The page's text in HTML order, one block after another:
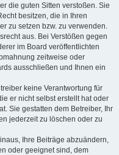
die guten Sitten verstoßen. Sie
besitzen, die in Ihren
zu setzen bzw. zu verwenden.
aus. Bei Verstößen gegen
im Board veröffentlichten
zeitweise oder
ausschließen und Ihnen ein
keine Verantwortung für
er nicht selbst erstellt hat oder
Sie gestatten dem Betreiber, Ihr
jederzeit zu löschen oder zu
Ihre Beiträge abzuändern,
oder geeignet sind, dem